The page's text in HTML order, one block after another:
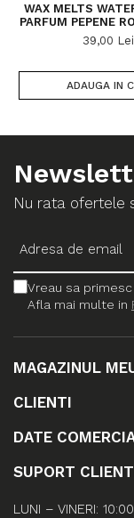
WAX MELTS
PARFUM PEPENE
DE SOIA
39,00 Lei
ADAUGA IN
Nu rata ofertele
Vreau sa
Afla mai multe in
MAGAZINUL
CLIENTI
DATE
SUPORT
LUNI – VINERI: